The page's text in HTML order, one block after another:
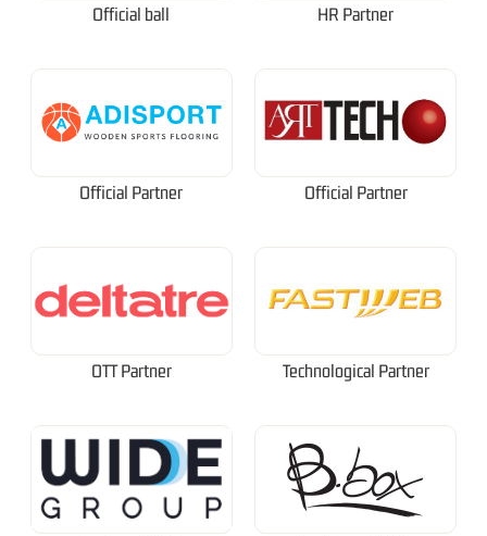
Official ball HR Partner
Official Partner Official Partner
OTT Partner Technological Partner